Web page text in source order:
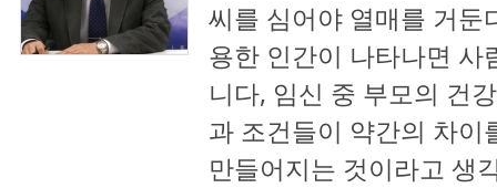
씨를 심어야 열매를 거둔
용한 인간이 나타나면 사
니다, 임신 중 부모의 건
과 조건들이 약간의 차이
만들어지는 것이라고 생